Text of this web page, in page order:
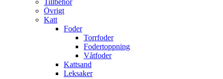
Övrigt
Katt
Foder
Torrfoder
Fodertoppning
Våtfoder
Kattsand
Leksaker